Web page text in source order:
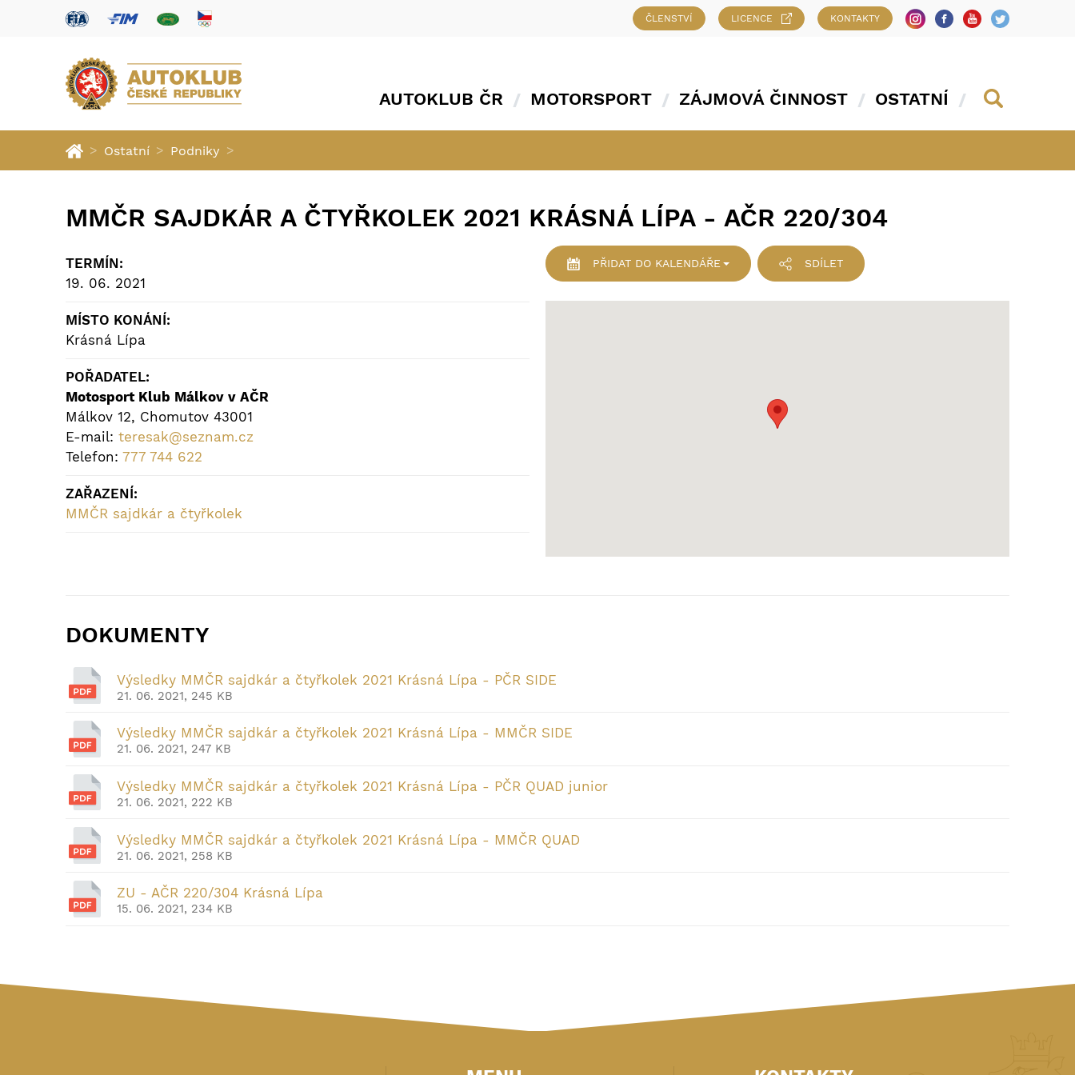
ČLENSTVÍ LICENCE KONTAKTY
AUTOKLUB ČR MOTORSPORT ZÁJMOVÁ ČINNOST OSTATNÍ
> Ostatní > Podniky >
MMČR SAJDKÁR A ČTYŘKOLEK 2021 KRÁSNÁ LÍPA - AČR 220/304
TERMÍN:
19. 06. 2021
MÍSTO KONÁNÍ:
Krásná Lípa
POŘADATEL:
Motosport Klub Málkov v AČR
Málkov 12, Chomutov 43001
E-mail: teresak@seznam.cz
Telefon: 777 744 622
ZAŘAZENÍ:
MMČR sajdkár a čtyřkolek
PŘIDATDO KALENDÁŘE SDÍLET
DOKUMENTY
Výsledky MMČR sajdkár a čtyřkolek 2021 Krásná Lípa - PČR SIDE
21. 06. 2021, 245 KB
Výsledky MMČR sajdkár a čtyřkolek 2021 Krásná Lípa - MMČR SIDE
21. 06. 2021, 247 KB
Výsledky MMČR sajdkár a čtyřkolek 2021 Krásná Lípa - PČR QUAD junior
21. 06. 2021, 222 KB
Výsledky MMČR sajdkár a čtyřkolek 2021 Krásná Lípa - MMČR QUAD
21. 06. 2021, 258 KB
ZU - AČR 220/304 Krásná Lípa
15. 06. 2021, 234 KB